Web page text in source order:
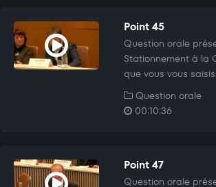
Point 45
Question orale
Stationnement à la
que vous vous
Question orale
00:10:36
Point 47
Question orale